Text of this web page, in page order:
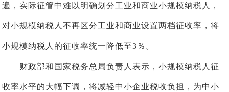
遍，实际征管中难以明确划分工业和商业小规模纳税人，
对小规模纳税人不再区分工业和商业设置两档征收率，将
小规模纳税人的征收率统一降低至3％。
财政部和国家税务总局负责人表示，小规模纳税人征
收率水平的大幅下调，将减轻中小企业税收负担，为中小